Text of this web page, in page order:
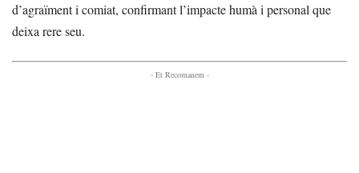
d’agraïment i comiat, confirmant l’impacte humà i personal que
deixa rere seu.
- Et Recomanem -